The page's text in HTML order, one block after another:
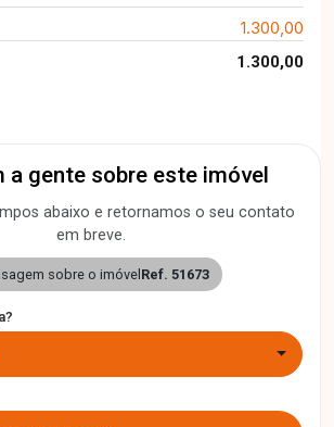
1.300,00
1.300,00
a gente sobre este imóvel
abaixo e retornamos o seu contato
em breve.
sobre o imóvelRef. 51673